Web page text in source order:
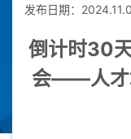
发布日期：
倒计时30
会——人才